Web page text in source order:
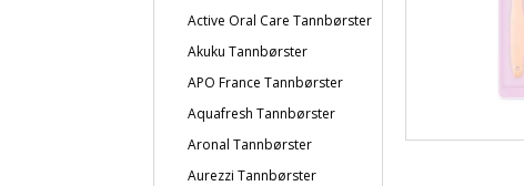
Active Oral Care Tannbørster
Akuku Tannbørster
APO France Tannbørster
Aquafresh Tannbørster
Aronal Tannbørster
Aurezzi Tannbørster